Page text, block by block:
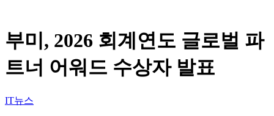
부미, 2026 회계연도 글로벌 파
트너 어워드 수상자 발표
IT뉴스